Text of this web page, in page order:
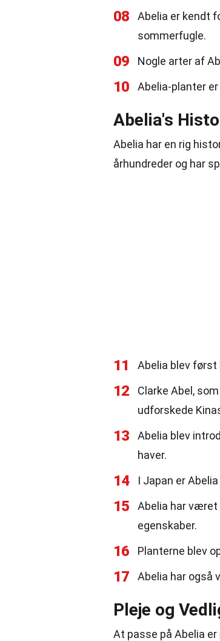
08
Abelia er kendt
sommerfugle.
09 Nogle arter af
10 Abelia-planter
Abelia's
Abelia har en rig
århundreder og har
11 Abelia blev først
12
Clarke Abel,
udforskede
13
Abelia blev
haver.
14 I Japan er
15 Abelia har
egenskaber.
16 Planterne blev
17 Abelia har også
Pleje og
At passe på Abelia